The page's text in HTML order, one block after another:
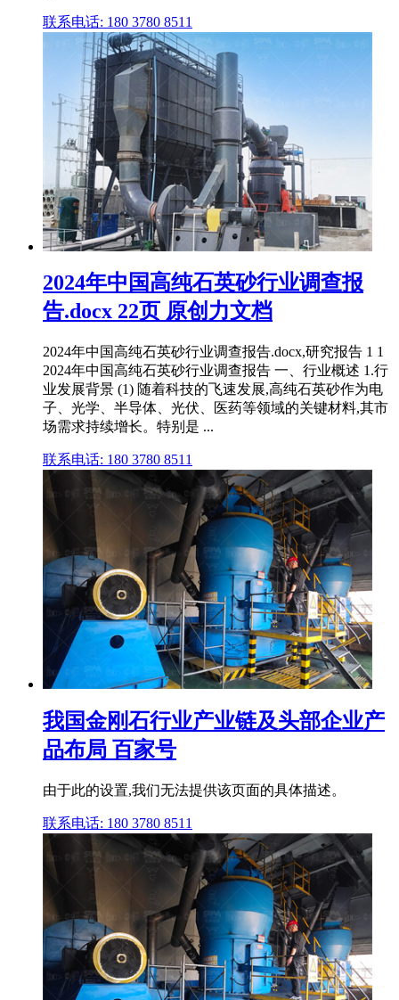
联系电话: 180 3780 8511
2024年中国高纯石英砂行业调查报
告.docx 22页 原创力文档
2024年中国高纯石英砂行业调查报告.docx,研究报告 1 1
2024年中国高纯石英砂行业调查报告 一、行业概述 1.行
业发展背景 (1) 随着科技的飞速发展,高纯石英砂作为电
子、光学、半导体、光伏、医药等领域的关键材料,其市
场需求持续增长。特别是 ...
联系电话: 180 3780 8511
我国金刚石行业产业链及头部企业产
品布局 百家号
由于此的设置,我们无法提供该页面的具体描述。
联系电话: 180 3780 8511